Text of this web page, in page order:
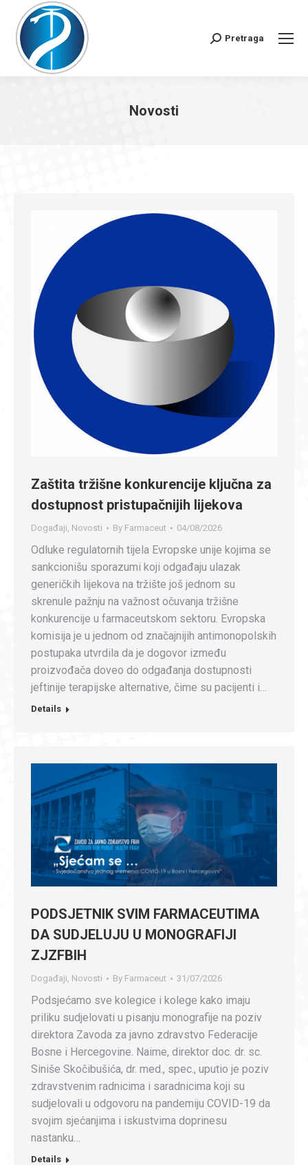
Search:
Pretraga
Novosti
Zaštita tržišne konkurencije ključna za
dostupnost pristupačnijih lijekova
Događaji, Novosti By Farmaceut 04/08/2026
Odluke regulatornih tijela Evropske unije kojima se
sankcionišu sporazumi koji odgađaju ulazak
generičkih lijekova na tržište još jednom su
skrenule pažnju na važnost očuvanja tržišne
konkurencije u farmaceutskom sektoru. Evropska
komisija je u jednom od značajnijih antimonopolskih
postupaka utvrdila da je dogovor između
proizvođača doveo do odgađanja dostupnosti
jeftinije terapijske alternative, čime su pacijenti i…
Details
PODSJETNIK SVIM FARMACEUTIMA
DA SUDJELUJU U MONOGRAFIJI
ZJZFBIH
Događaji, Novosti By Farmaceut 31/07/2026
Podsjećamo sve kolegice i kolege kako imaju
priliku sudjelovati u pisanju monografije na poziv
direktora Zavoda za javno zdravstvo Federacije
Bosne i Hercegovine. Naime, direktor doc. dr. sc.
Siniše Skočibušića, dr. med., spec., uputio je poziv
zdravstvenim radnicima i saradnicima koji su
sudjelovali u odgovoru na pandemiju COVID-19 da
svojim sjećanjima i iskustvima doprinesu
nastanku…
Details